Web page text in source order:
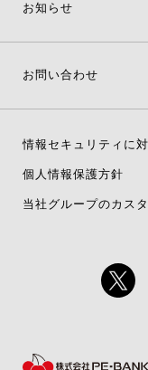
お知らせ
お問い合わせ
情報セキュリティに
個人情報保護方針
当社グループのカス